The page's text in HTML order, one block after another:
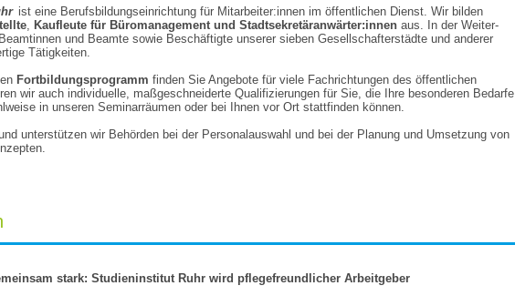
ist eine Berufs­bildungs­ein­richtung für Mit­arbeiter:­innen im öffent­lichen Dienst. Wir bilden
, Kauf­leute für Büro­management und Stadt­sekretäran­wärter:innen aus. In der Weiter­
und Beamte sowie Beschäftigte unserer sieben Gesellschafter­städte und anderer
Tätig­keiten.
Fort­bildungs­programm finden Sie Angebote für viele Fach­richtungen des öffent­lichen
wir auch individuelle, maß­geschneiderte Quali­fizierungen für Sie, die Ihre besonderen Bedarfe
in unseren Seminar­räumen oder bei Ihnen vor Ort statt­finden können.
unter­stützen wir Behörden bei der Personal­auswahl und bei der Planung und Um­setzung von
stark: Studieninstitut Ruhr wird pflegefreundlicher Arbeitgeber